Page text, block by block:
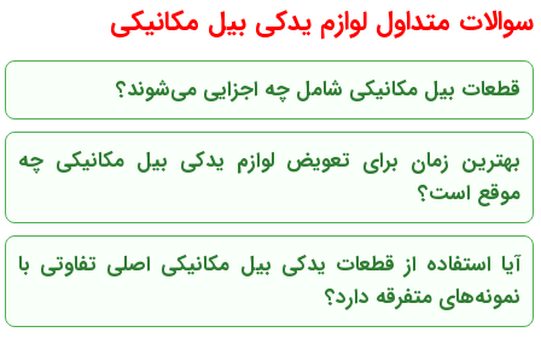
سوالات متداول لوازم یدکی بیل مکانیکی
قطعات بیل مکانیکی شامل چه اجزایی می‌شوند؟
بهترین زمان برای تعویض لوازم یدکی بیل مکانیکی چه
موقع است؟
آیا استفاده از قطعات یدکی بیل مکانیکی اصلی تفاوتی با
نمونه‌های متفرقه دارد؟